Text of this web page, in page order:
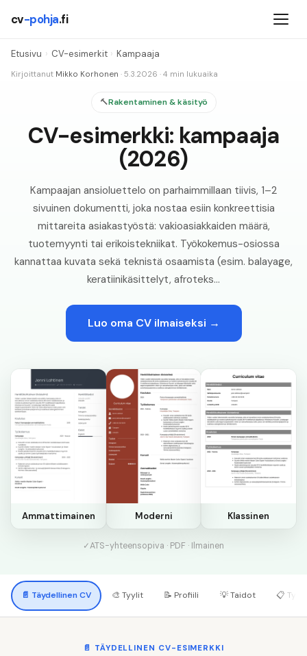
cv-pohja.fi
Etusivu › CV-esimerkit › Kampaaja
Kirjoittanut Mikko Korhonen · 5.3.2026 · 4 min lukuaika
🔨Rakentaminen & käsityö
CV-esimerkki: kampaaja
(2026)
Kampaajan ansioluettelo on parhaimmillaan tiivis, 1–2
sivuinen dokumentti, joka nostaa esiin konkreettisia
mittareita asiakastyöstä: vakioasiakkaiden määrä,
tuotemyynti tai erikoistekniikat. Työkokemus-osiossa
kannattaa kuvata sekä teknistä osaamista (esim. balayage,
keratiinikäsittelyt, afroteks...
Luo oma CV ilmaiseksi →
Ammattimainen Moderni Klassinen
✓ATS-yhteensopiva · PDF · Ilmainen
📄 Täydellinen CV 🎨 Tyylit 📝 Profiili 💡 Taidot 📋
📄 TÄYDELLINEN CV-ESIMERKKI